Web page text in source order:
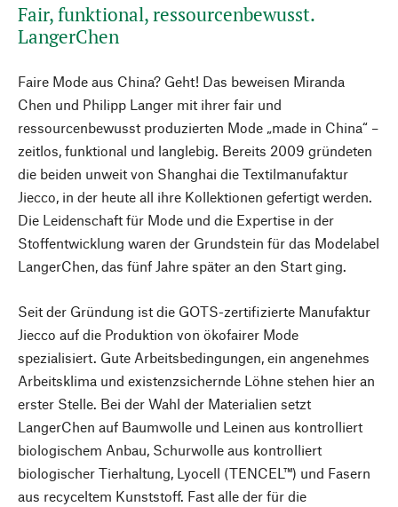
Fair, funktional, ressourcenbewusst.
LangerChen
Faire Mode aus China? Geht! Das beweisen Miranda
Chen und Philipp Langer mit ihrer fair und
ressourcenbewusst produzierten Mode „made in China“ –
zeitlos, funktional und langlebig. Bereits 2009 gründeten
die beiden unweit von Shanghai die Textilmanufaktur
Jiecco, in der heute all ihre Kollektionen gefertigt werden.
Die Leidenschaft für Mode und die Expertise in der
Stoffentwicklung waren der Grundstein für das Modelabel
LangerChen, das fünf Jahre später an den Start ging.
Seit der Gründung ist die GOTS-zertifizierte Manufaktur
Jiecco auf die Produktion von ökofairer Mode
spezialisiert. Gute Arbeitsbedingungen, ein angenehmes
Arbeitsklima und existenzsichernde Löhne stehen hier an
erster Stelle. Bei der Wahl der Materialien setzt
LangerChen auf Baumwolle und Leinen aus kontrolliert
biologischem Anbau, Schurwolle aus kontrolliert
biologischer Tierhaltung, Lyocell (TENCEL™) und Fasern
aus recyceltem Kunststoff. Fast alle der für die